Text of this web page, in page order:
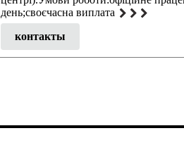
день;своєчасна виплата
контакты